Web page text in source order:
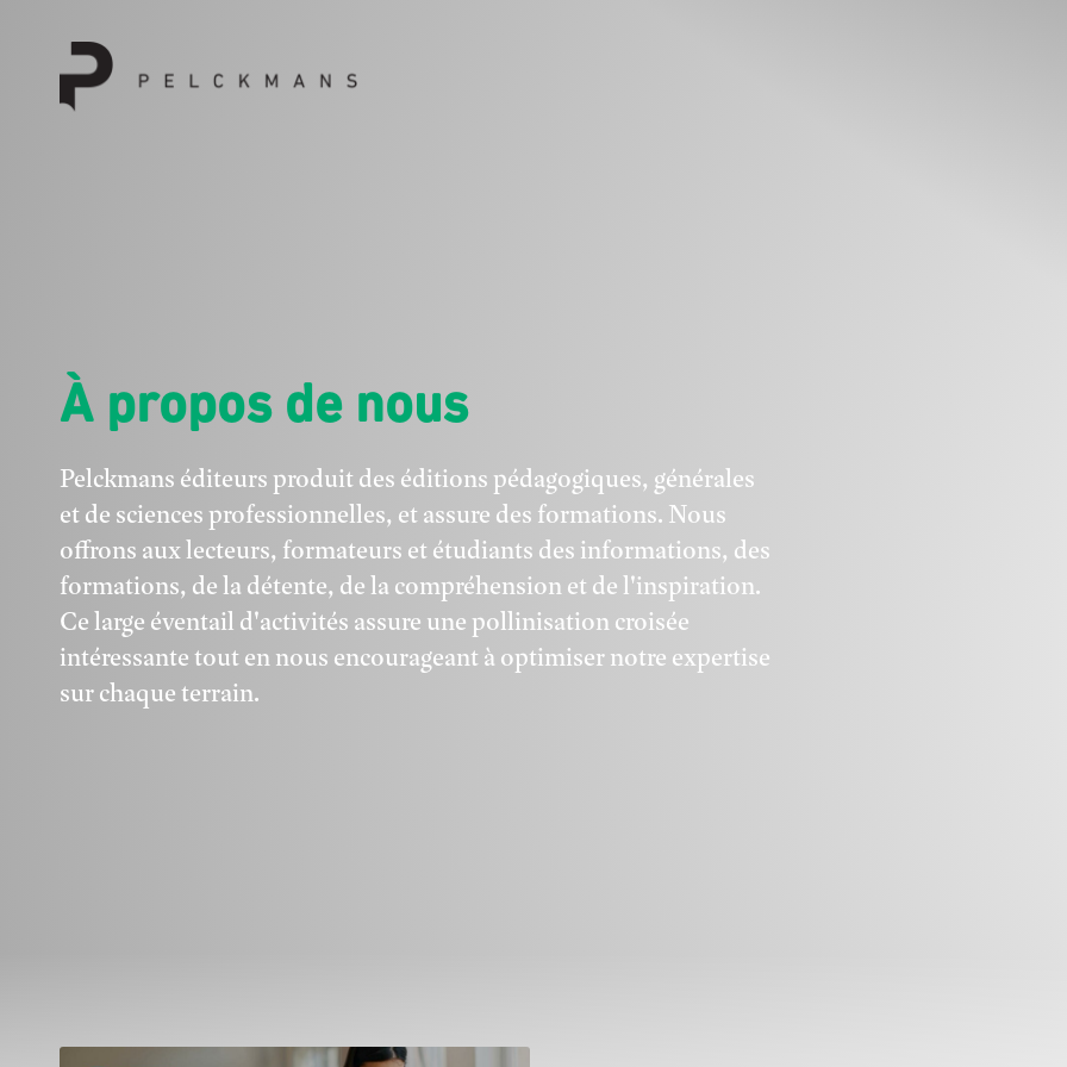
Aller au contenu
À propos de nous
Pelckmans éditeurs produit des éditions pédagogiques, générales
et de sciences professionnelles, et assure des formations. Nous
offrons aux lecteurs, formateurs et étudiants des informations, des
formations, de la détente, de la compréhension et de l'inspiration.
Ce large éventail d'activités assure une pollinisation croisée
intéressante tout en nous encourageant à optimiser notre expertise
sur chaque terrain.